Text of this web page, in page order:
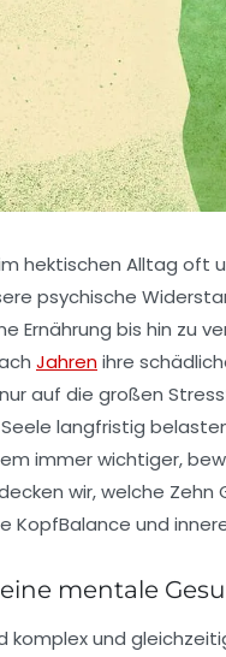
hektischen Alltag oft
psychische
bis hin zu
Jahrenihre
auf die großen
langfristig
immer wichtiger,
wir, welche
KopfBalance und
mentale
komplex und